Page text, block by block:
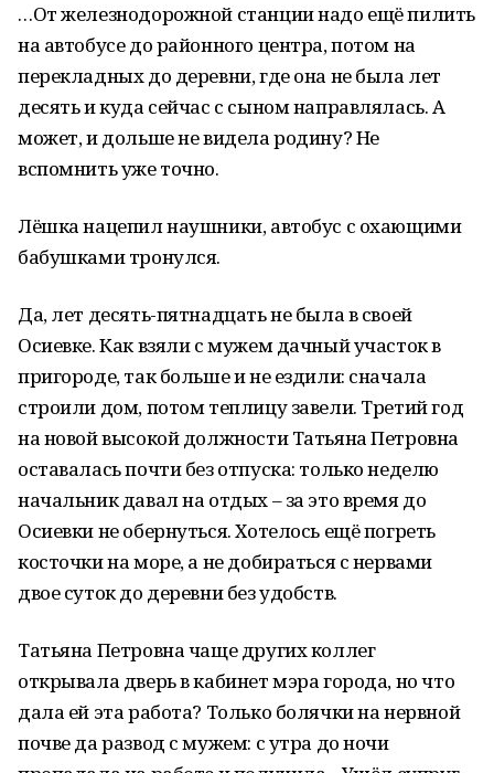
…От железнодорожной станции надо ещё пилить
на автобусе до районного центра, потом на
перекладных до деревни, где она не была лет
десять и куда сейчас с сыном направлялась. А
может, и дольше не видела родину? Не
вспомнить уже точно.
Лёшка нацепил наушники, автобус с охающими
бабушками тронулся.
Да, лет десять-пятнадцать не была в своей
Осиевке. Как взяли с мужем дачный участок в
пригороде, так больше и не ездили: сначала
строили дом, потом теплицу завели. Третий год
на новой высокой должности Татьяна Петровна
оставалась почти без отпуска: только неделю
начальник давал на отдых – за это время до
Осиевки не обернуться. Хотелось ещё погреть
косточки на море, а не добираться с нервами
двое суток до деревни без удобств.
Татьяна Петровна чаще других коллег
открывала дверь в кабинет мэра города, но что
дала ей эта работа? Только болячки на нервной
почве да развод с мужем: с утра до ночи